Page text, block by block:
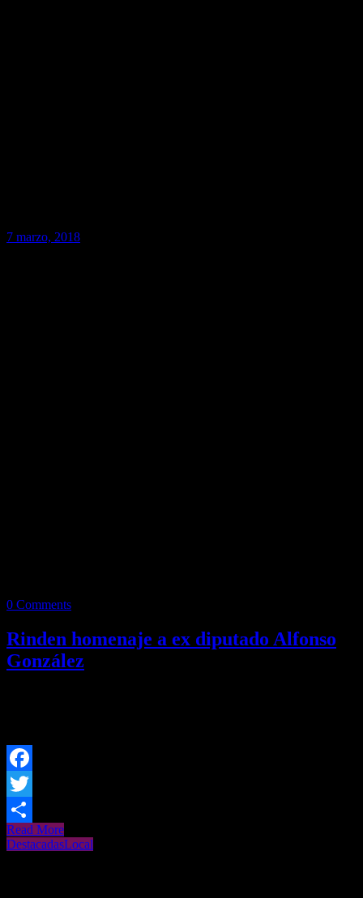
7 marzo, 2018
0 Comments
Rinden homenaje a ex diputado Alfonso
González
Facebook
Twitter
Share
Read More
DestacadasLocal